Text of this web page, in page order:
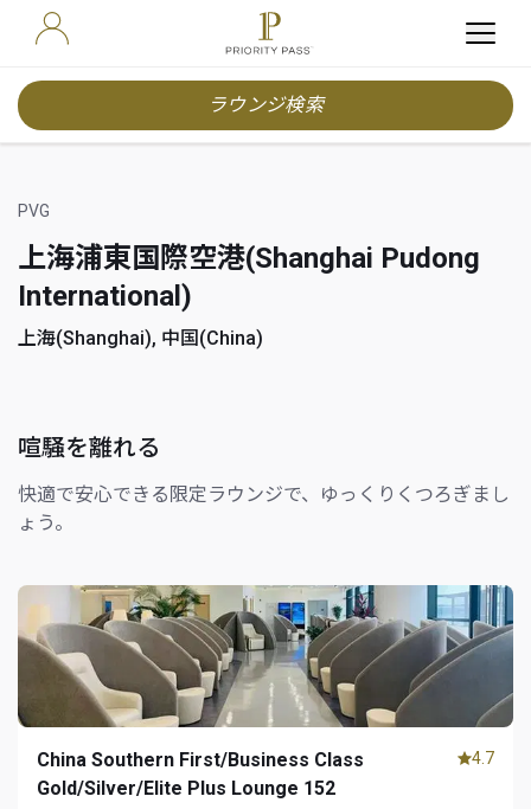
ラウンジ検索
PVG
上海浦東国際空港(Shanghai Pudong
International)
上海(Shanghai), 中国(China)
喧騒を離れる
快適で安心できる限定ラウンジで、ゆっくりくつろぎまし
ょう。
China Southern First/Business Class
Gold/Silver/Elite Plus Lounge 152
4.7